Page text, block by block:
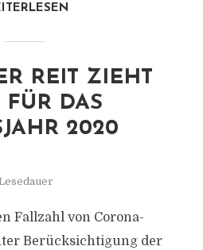
REIT ZIEHT
FÜR DAS
2020
Fallzahl von Corona-
Berücksichtigung der